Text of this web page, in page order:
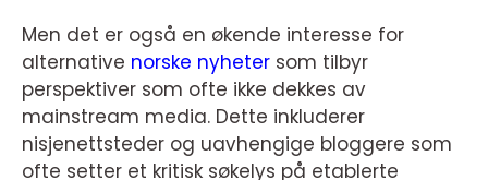
Men det er også en økende interesse for
alternative norske nyheter som tilbyr
perspektiver som ofte ikke dekkes av
mainstream media. Dette inkluderer
nisjenettsteder og uavhengige bloggere som
ofte setter et kritisk søkelys på etablerte